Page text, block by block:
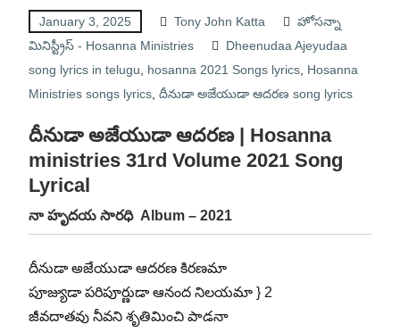
January 3, 2025 Tony John Katta
హోసన్నా
మినిస్ట్రీస్ - Hosanna Ministries
Dheenudaa Ajeyudaa
song lyrics in telugu
hosanna 2021 Songs lyrics, Hosanna
Ministries songs lyrics, దీనుడా అజేయుడా ఆదరణ song lyrics
దీనుడా అజేయుడా ఆదరణ | Hosanna
ministries 31rd Volume 2021 Song
Lyrical
నా హృదయ సారధి Album – 2021
దీనుడా అజేయుడా ఆదరణ కిరణమా
పూజ్యుడా పరిపూర్ణుడా ఆనంద నిలయమా } 2
జీవదాతవు నీవని శృతిమించి పాడనా